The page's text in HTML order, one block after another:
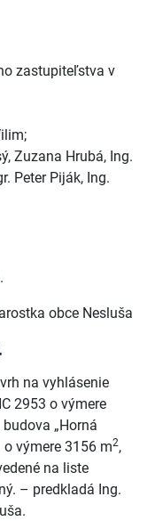
zastupiteľstva v
Zuzana Hrubá, Ing.
Peter Piják, Ing.
obce Nesluša
na vyhlásenie
2953 o výmere
„Horná
výmere 3156 m2,
na liste
– predkladá Ing.